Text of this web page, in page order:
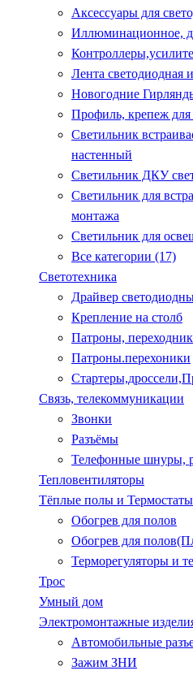
Аксессуары для
Иллюминационное,
Лента светодиодная
Новогодние
Профиль, крепеж
Светильник
настенный
Светильник ДКУ
Светильник для
монтажа
Светильник для
Все категории (17)
Светотехника
Драйвер
Крепление на столб
Патроны,
Патроны.перехоники
Связь, телекоммуникации
Звонки
Разъёмы
Телефонные шнуры,
Тепловентиляторы
Тёплые полы и Термостаты
Обогрев для полов
Обогрев для
Терморегуляторы и
Трос
Умный дом
Электромонтажные
Автомобильные
Зажим ЗНИ